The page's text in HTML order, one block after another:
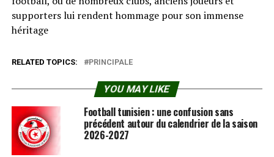
supporters lui rendent hommage pour son immense
héritage
RELATED TOPICS: PRINCIPALE
YOU MAY LIKE
Football tunisien : une confusion sans
précédent autour du calendrier de la saison
2026-2027